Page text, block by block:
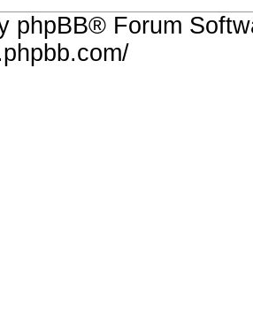
phpBB® Forum